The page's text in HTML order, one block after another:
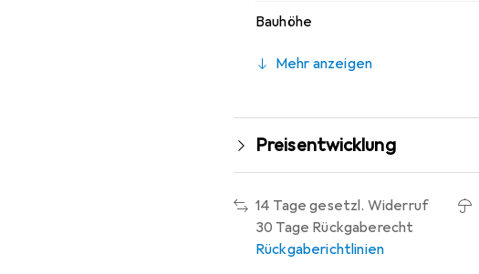
Bauhöhe
Mehr anzeigen
Preisentwicklung
14 Tage gesetzl. Widerruf
30 Tage Rückgaberecht
Rückgaberichtlinien